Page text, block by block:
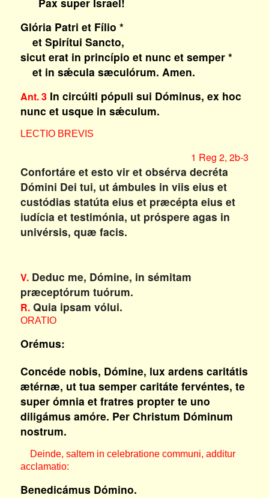
Glória Patri et Fílio *
et Spirítui Sancto,
sicut erat in princípio et nunc et semper *
et in sǽcula sæculórum. Amen.
Ant. 3In circúiti pópuli sui Dóminus, ex hoc
nunc et usque in sǽculum.
LECTIO BREVIS
1 Reg 2, 2b-3
Confortáre et esto vir et obsérva decréta
Dómini Dei tui, ut ámbules in viis eius et
custódias statúta eius et præcépta eius et
iudícia et testimónia, ut próspere agas in
univérsis, quæ facis.
V.Deduc me, Dómine, in sémitam
præceptórum tuórum.
R.Quia ipsam vólui.
ORATIO
Orémus:
Concéde nobis, Dómine, lux ardens caritátis
ætérnæ, ut tua semper caritáte fervéntes, te
super ómnia et fratres propter te uno
diligámus amóre. Per Christum Dóminum
nostrum.
Deinde, saltem in celebratione communi, additur
acclamatio:
Benedicámus Dómino.